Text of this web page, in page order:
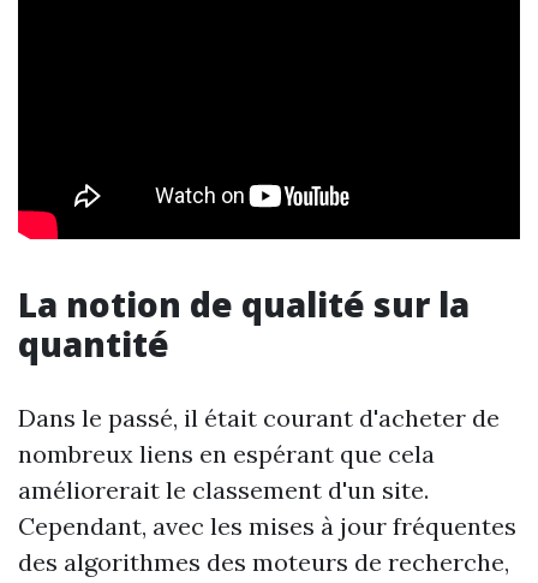
La notion de qualité sur la
quantité
Dans le passé, il était courant d'acheter de
nombreux liens en espérant que cela
améliorerait le classement d'un site.
Cependant, avec les mises à jour fréquentes
des algorithmes des moteurs de recherche,